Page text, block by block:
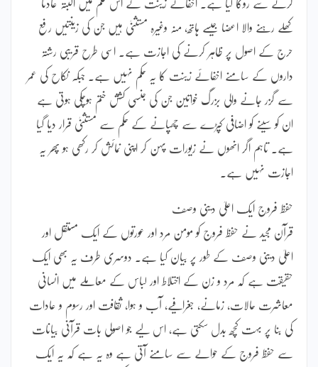
کرنے سے روکا گیا ہے۔ اخفائے زینت کے اس حکم میں البتہ عادتاً
کھلے رہنے والا اعضا جیسے ہاتھ، منہ وغیرہ مستثنیٰ ہیں جن کی زینتیں رفع
حرج کے اصول پر ظاہر کرنے کی اجازت ہے۔ اسی طرح قریبی رشتہ
داروں کے سامنے اخفائے زینت کا یہ حکم نہیں ہے۔ جبکہ نکاح کی عمر
سے گزر جانے والی بزرگ خواتین جن کی جنسی کشش ختم ہوچکی ہوتی ہے
ان کو سینے کو اضافی کپڑے سے چھپانے کے حکم سے مستثنیٰ قرار دیا گیا
ہے۔ تاہم اگر انھوں نے زیورات پہن کر اپنی نمائش کر رکھی ہو پھر یہ
اجازت نہیں ہے۔
حفظ فروج ایک اعلیٰ دینی وصف
قرآن مجید نے حفظ فروج کو مومن مرد اور عورتوں کے ایک مستقل اور
اعلیٰ دینی وصف کے طور پر بیان کیا ہے۔ دوسری طرف یہ بھی ایک
حقیقت ہے کہ مرد و زن کے اختلاط اور لباس کے معاملے میں انسانی
معاشرت حالات، زمانے، جغرافیے، آب و ہوا، ثقافت اور رسوم و عادات
کی بنا پر بہت کچھ بدل سکتی ہے، اس لیے جو اصولی بات قرآنی بیانات
سے حفظ فروج کے حوالے سے سامنے آتی ہے وہ یہ ہے کہ یہ ایک